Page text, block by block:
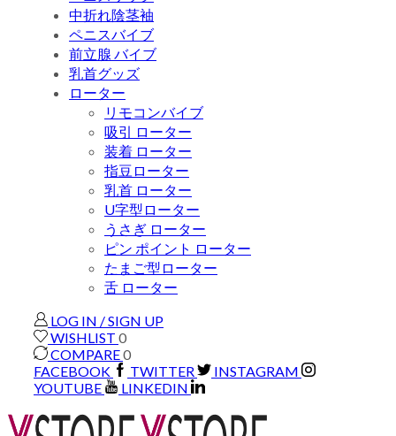
中折れ陰茎袖
ペニスバイブ
前立腺 バイブ
乳首グッズ
ローター
リモコンバイブ
吸引 ローター
装着 ローター
指豆ローター
乳首 ローター
U字型ローター
うさぎ ローター
ピン ポイント ローター
たまご型ローター
舌 ローター
LOG IN / SIGN UP
WISHLIST 0
COMPARE0
FACEBOOK
TWITTER
INSTAGRAM
YOUTUBE
LINKEDIN